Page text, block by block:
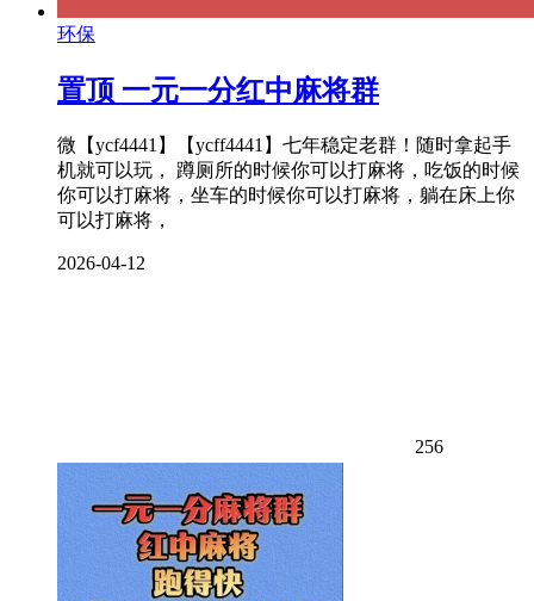
环保
置顶 一元一分红中麻将群
微【ycf4441】【ycff4441】七年稳定老群！随时拿起手
机就可以玩， 蹲厕所的时候你可以打麻将，吃饭的时候
你可以打麻将，坐车的时候你可以打麻将，躺在床上你
可以打麻将，
2026-04-12
256